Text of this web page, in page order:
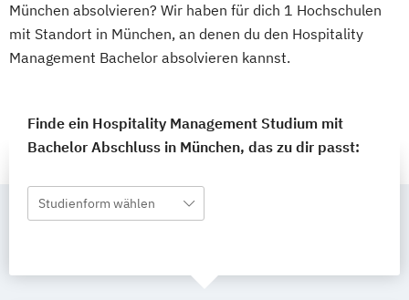
München absolvieren? Wir haben für dich 1 Hochschulen
mit Standort in München, an denen du den Hospitality
Management Bachelor absolvieren kannst.
Finde ein Hospitality Management Studium mit
Bachelor Abschluss in München, das zu dir passt:
Studienform wählen